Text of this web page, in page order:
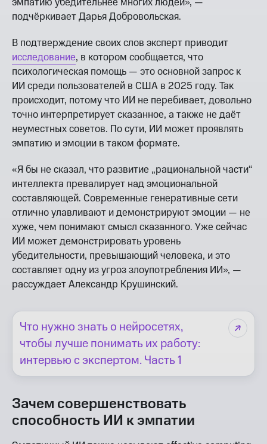
подчёркивает Дарья Добровольская.
В подтверждение своих слов эксперт приводит
исследование, в котором сообщается, что
психологическая помощь — это основной запрос к
ИИ среди пользователей в США в 2025 году. Так
происходит, потому что ИИ не перебивает, довольно
точно интерпретирует сказанное, а также не даёт
неуместных советов. По сути, ИИ может проявлять
эмпатию и эмоции в таком формате.
«Я бы не сказал, что развитие „рациональной части“
интеллекта превалирует над эмоциональной
составляющей. Современные генеративные сети
отлично улавливают и демонстрируют эмоции — не
хуже, чем понимают смысл сказанного. Уже сейчас
ИИ может демонстрировать уровень
убедительности, превышающий человека, и это
составляет одну из угроз злоупотребления ИИ», —
рассуждает Александр Крушинский.
Что нужно знать о нейросетях,
чтобы лучше понимать их работу:
интервью с экспертом. Часть 1
Зачем совершенствовать
способность ИИ к эмпатии